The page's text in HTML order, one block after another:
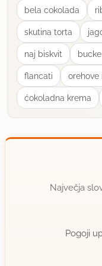
bela cokolada
skutina torta
naj biskvit
flancati orehove
ćokoladna krema
Največja
Pogoji